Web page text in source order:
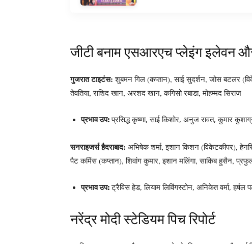
जीटी बनाम एसआरएच प्लेइंग इलेवन
गुजरात टाइटंस:शुबमन गिल (कप्तान), साई सुदर्शन, जोस बटलर
तेवतिया, राशिद खान, अरशद खान, कगिसो रबाडा, मोहम्मद सिराज
प्रभाव उप:प्रसिद्ध कृष्णा, साई किशोर, अनुज रावत, कुमार
सनराइजर्स हैदराबाद: अभिषेक शर्मा, इशान किशन (विकेटकीपर),
पैट कमिंस (कप्तान), शिवांग कुमार, इशान मलिंगा, साकिब हुसैन,
प्रभाव उप:ट्रैविस हेड, लियाम लिविंगस्टोन, अनिकेत वर्मा, हर्षल
नरेंद्र मोदी स्टेडियम पिच रिपोर्ट